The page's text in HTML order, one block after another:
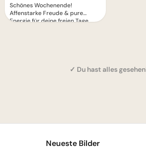
Schönes Wochenende!
Affenstarke Freude & pure
Energie für deine freien Tage.
✓ Du hast alles
Neueste Bilder